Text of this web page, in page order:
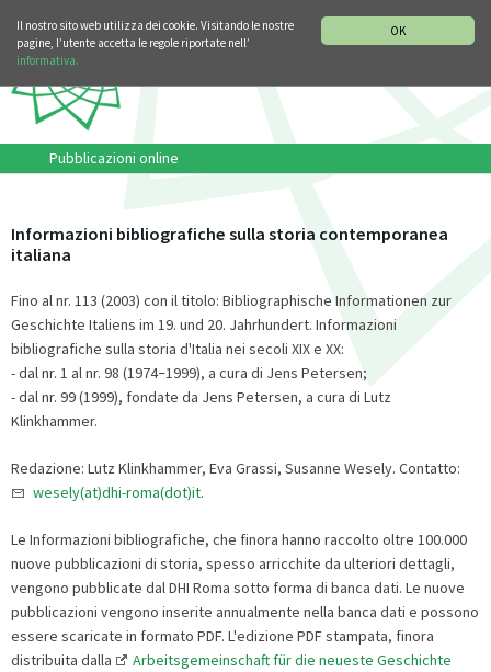
OK
Il nostro sito web utilizza dei cookie. Visitando le nostre
pagine, l’utente accetta le regole riportate nell’
informativa.
Pubblicazioni online
Informazioni bibliografiche sulla storia contemporanea
italiana
Fino al nr. 113 (2003) con il titolo: Bibliographische Informationen zur
Geschichte Italiens im 19. und 20. Jahrhundert. Informazioni
bibliografiche sulla storia d'Italia nei secoli XIX e XX:
- dal nr. 1 al nr. 98 (1974–1999), a cura di Jens Petersen;
- dal nr. 99 (1999), fondate da Jens Petersen, a cura di Lutz
Klinkhammer.
Redazione: Lutz Klinkhammer, Eva Grassi, Susanne Wesely. Contatto:
wesely(at)dhi-roma(dot)it.
Le Informazioni bibliografiche, che finora hanno raccolto oltre 100.000
nuove pubblicazioni di storia, spesso arricchite da ulteriori dettagli,
vengono pubblicate dal DHI Roma sotto forma di banca dati. Le nuove
pubblicazioni vengono inserite annualmente nella banca dati e possono
essere scaricate in formato PDF. L'edizione PDF stampata, finora
distribuita dalla
Arbeitsgemeinschaft für die neueste Geschichte